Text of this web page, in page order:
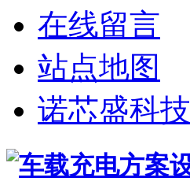
在线留言
站点地图
诺芯盛科